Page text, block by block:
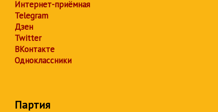
Интернет-приёмная
Telegram
Дзен
Twitter
ВКонтакте
Одноклассники
Партия